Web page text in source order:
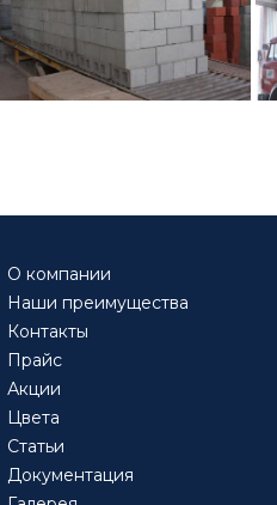
О компании
Наши преимущества
Контакты
Прайс
Акции
Цвета
Статьи
Документация